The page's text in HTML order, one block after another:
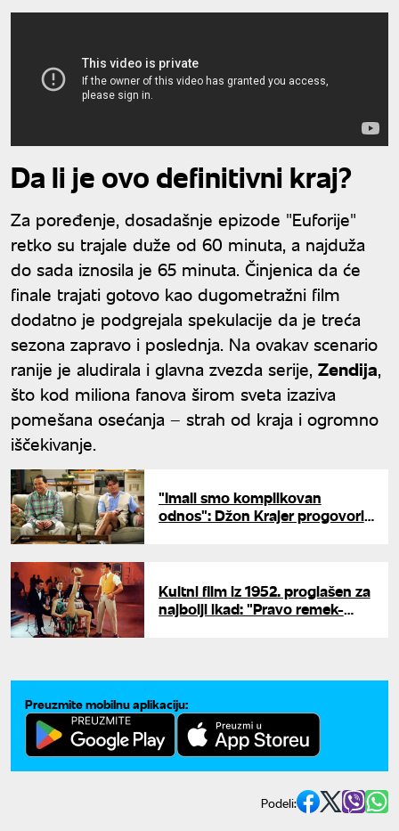
Da li je ovo definitivni kraj?
Za poređenje, dosadašnje epizode "Euforije"
retko su trajale duže od 60 minuta, a najduža
do sada iznosila je 65 minuta. Činjenica da će
finale trajati gotovo kao dugometražni film
dodatno je podgrejala spekulacije da je treća
sezona zapravo i poslednja. Na ovakav scenario
ranije je aludirala i glavna zvezda serije, Zendija,
što kod miliona fanova širom sveta izaziva
pomešana osećanja – strah od kraja i ogromno
iščekivanje.
"Imali smo komplikovan
odnos": Džon Krajer progovorio
Kultni film iz 1952. proglašen za
najbolji ikad: "Pravo remek-
Preuzmite mobilnu aplikaciju:
Podeli: